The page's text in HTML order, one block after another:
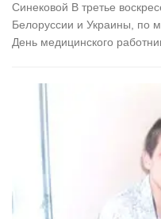
Синековой В третье
Белоруссии и Украины, по
День медицинского